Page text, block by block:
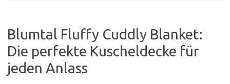
Blumtal Fluffy Cuddly Blanket:
Die perfekte Kuscheldecke für
jeden Anlass